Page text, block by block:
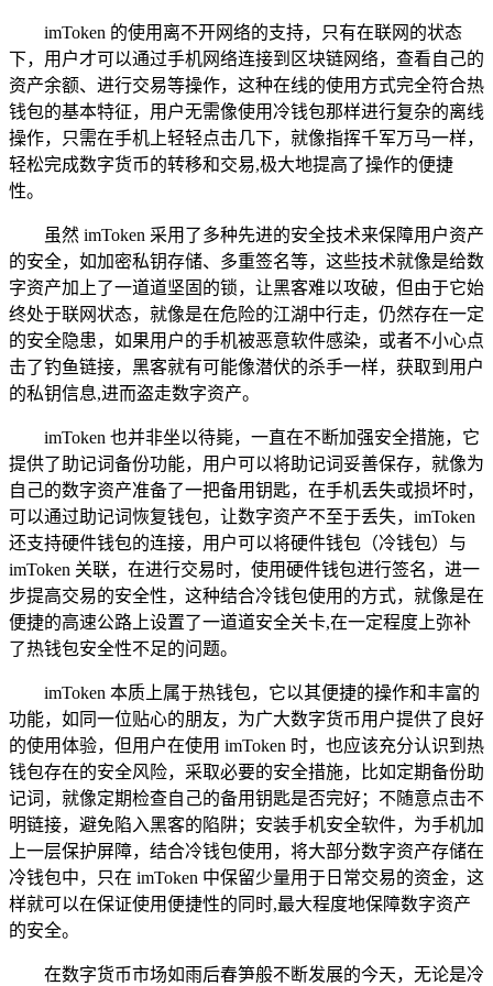
imToken 的使用离不开网络的支持，只有在联网的状态
下，用户才可以通过手机网络连接到区块链网络，查看自己的
资产余额、进行交易等操作，这种在线的使用方式完全符合热
钱包的基本特征，用户无需像使用冷钱包那样进行复杂的离线
操作，只需在手机上轻轻点击几下，就像指挥千军万马一样，
轻松完成数字货币的转移和交易,极大地提高了操作的便捷
性。
虽然 imToken 采用了多种先进的安全技术来保障用户资产
的安全，如加密私钥存储、多重签名等，这些技术就像是给数
字资产加上了一道道坚固的锁，让黑客难以攻破，但由于它始
终处于联网状态，就像是在危险的江湖中行走，仍然存在一定
的安全隐患，如果用户的手机被恶意软件感染，或者不小心点
击了钓鱼链接，黑客就有可能像潜伏的杀手一样，获取到用户
的私钥信息,进而盗走数字资产。
imToken 也并非坐以待毙，一直在不断加强安全措施，它
提供了助记词备份功能，用户可以将助记词妥善保存，就像为
自己的数字资产准备了一把备用钥匙，在手机丢失或损坏时，
可以通过助记词恢复钱包，让数字资产不至于丢失，imToken
还支持硬件钱包的连接，用户可以将硬件钱包（冷钱包）与
imToken 关联，在进行交易时，使用硬件钱包进行签名，进一
步提高交易的安全性，这种结合冷钱包使用的方式，就像是在
便捷的高速公路上设置了一道道安全关卡,在一定程度上弥补
了热钱包安全性不足的问题。
imToken 本质上属于热钱包，它以其便捷的操作和丰富的
功能，如同一位贴心的朋友，为广大数字货币用户提供了良好
的使用体验，但用户在使用 imToken 时，也应该充分认识到热
钱包存在的安全风险，采取必要的安全措施，比如定期备份助
记词，就像定期检查自己的备用钥匙是否完好；不随意点击不
明链接，避免陷入黑客的陷阱；安装手机安全软件，为手机加
上一层保护屏障，结合冷钱包使用，将大部分数字资产存储在
冷钱包中，只在 imToken 中保留少量用于日常交易的资金，这
样就可以在保证使用便捷性的同时,最大程度地保障数字资产
的安全。
在数字货币市场如雨后春笋般不断发展的今天，无论是冷